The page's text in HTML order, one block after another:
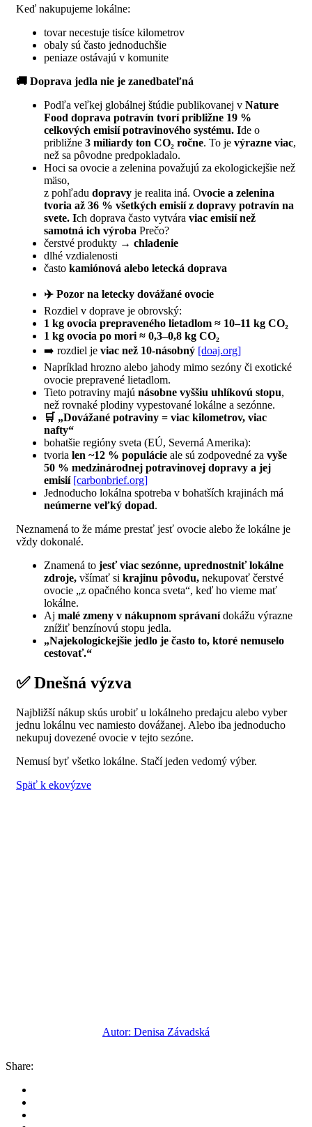
Keď nakupujeme lokálne:
tovar necestuje tisíce kilometrov
obaly sú často jednoduchšie
peniaze ostávajú v komunite
🚚 Doprava jedla nie je zanedbateľná
Podľa veľkej globálnej štúdie publikovanej v Nature
Food doprava potravín tvorí približne 19 %
celkových emisií potravinového systému. Ide o
približne 3 miliardy ton CO₂ ročne. To je výrazne viac,
než sa pôvodne predpokladalo.
Hoci sa ovocie a zelenina považujú za ekologickejšie než
mäso,
z pohľadu dopravy je realita iná. Ovocie a zelenina
tvoria až 36 % všetkých emisií z dopravy potravín na
svete. Ich doprava často vytvára viac emisií než
samotná ich výroba Prečo?
čerstvé produkty → chladenie
dlhé vzdialenosti
často kamiónová alebo letecká doprava
✈️ Pozor na letecky dovážané ovocie
Rozdiel v doprave je obrovský:
1 kg ovocia prepraveného lietadlom ≈ 10–11 kg CO₂
1 kg ovocia po mori ≈ 0,3–0,8 kg CO₂
➡️ rozdiel je viac než 10-násobný [doaj.org]
Napríklad hrozno alebo jahody mimo sezóny či exotické
ovocie prepravené lietadlom.
Tieto potraviny majú násobne vyššiu uhlíkovú stopu,
než rovnaké plodiny vypestované lokálne a sezónne.
🛒 „Dovážané potraviny = viac kilometrov, viac
nafty“
bohatšie regióny sveta (EÚ, Severná Amerika):
tvoria len ~12 % populácie ale sú zodpovedné za vyše
50 % medzinárodnej potravinovej dopravy a jej
emisií [carbonbrief.org]
Jednoducho lokálna spotreba v bohatších krajinách má
neúmerne veľký dopad.
Neznamená to že máme prestať jesť ovocie alebo že lokálne je
vždy dokonalé.
Znamená to jesť viac sezónne, uprednostniť lokálne
zdroje, všímať si krajinu pôvodu, nekupovať čerstvé
ovocie „z opačného konca sveta“, keď ho vieme mať
lokálne.
Aj malé zmeny v nákupnom správanídokážu výrazne
znížiť benzínovú stopu jedla.
„Najekologickejšie jedlo je často to, ktoré nemuselo
cestovať.“
✅ Dnešná výzva
Najbližší nákup skús urobiť u lokálneho predajcu alebo vyber
jednu lokálnu vec namiesto dovážanej. Alebo iba jednoducho
nekupuj dovezené ovocie v tejto sezóne.
Nemusí byť všetko lokálne. Stačí jeden vedomý výber.
Späť k ekovýzve
Autor: Denisa Závadská
Share: